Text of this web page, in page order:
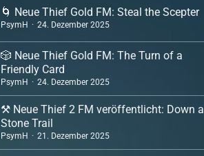
🌀 Neue Thief Gold FM: Steal the Scepter
PsymH 24. Dezember 2025
🎲 Neue Thief Gold FM: The Turn of a
Friendly Card
PsymH 24. Dezember 2025
⚒️ Neue Thief 2 FM veröffentlicht: Down a
Stone Trail
PsymH 21. Dezember 2025